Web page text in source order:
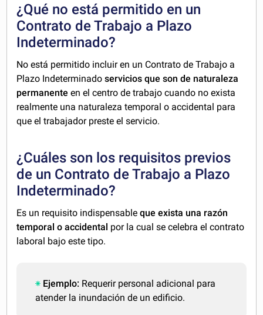
¿Qué no está permitido en un
Contrato de Trabajo a Plazo
Indeterminado?
No está permitido incluir en un Contrato de Trabajo a
Plazo Indeterminadoservicios que son de naturaleza
permanente en el centro de trabajo cuando no exista
realmente una naturaleza temporal o accidental para
que el trabajador preste el servicio.
¿Cuáles son los requisitos previos
de un Contrato de Trabajo a Plazo
Indeterminado?
Es un requisito indispensableque exista una razón
temporal o accidental por la cual se celebra el contrato
laboral bajo este tipo.
Ejemplo: Requerir personal adicional para
atender la inundación de un edificio.